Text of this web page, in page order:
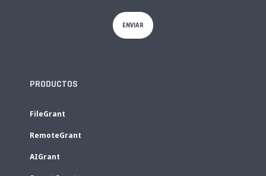
PRODUCTOS
FileGrant
RemoteGrant
AIGrant